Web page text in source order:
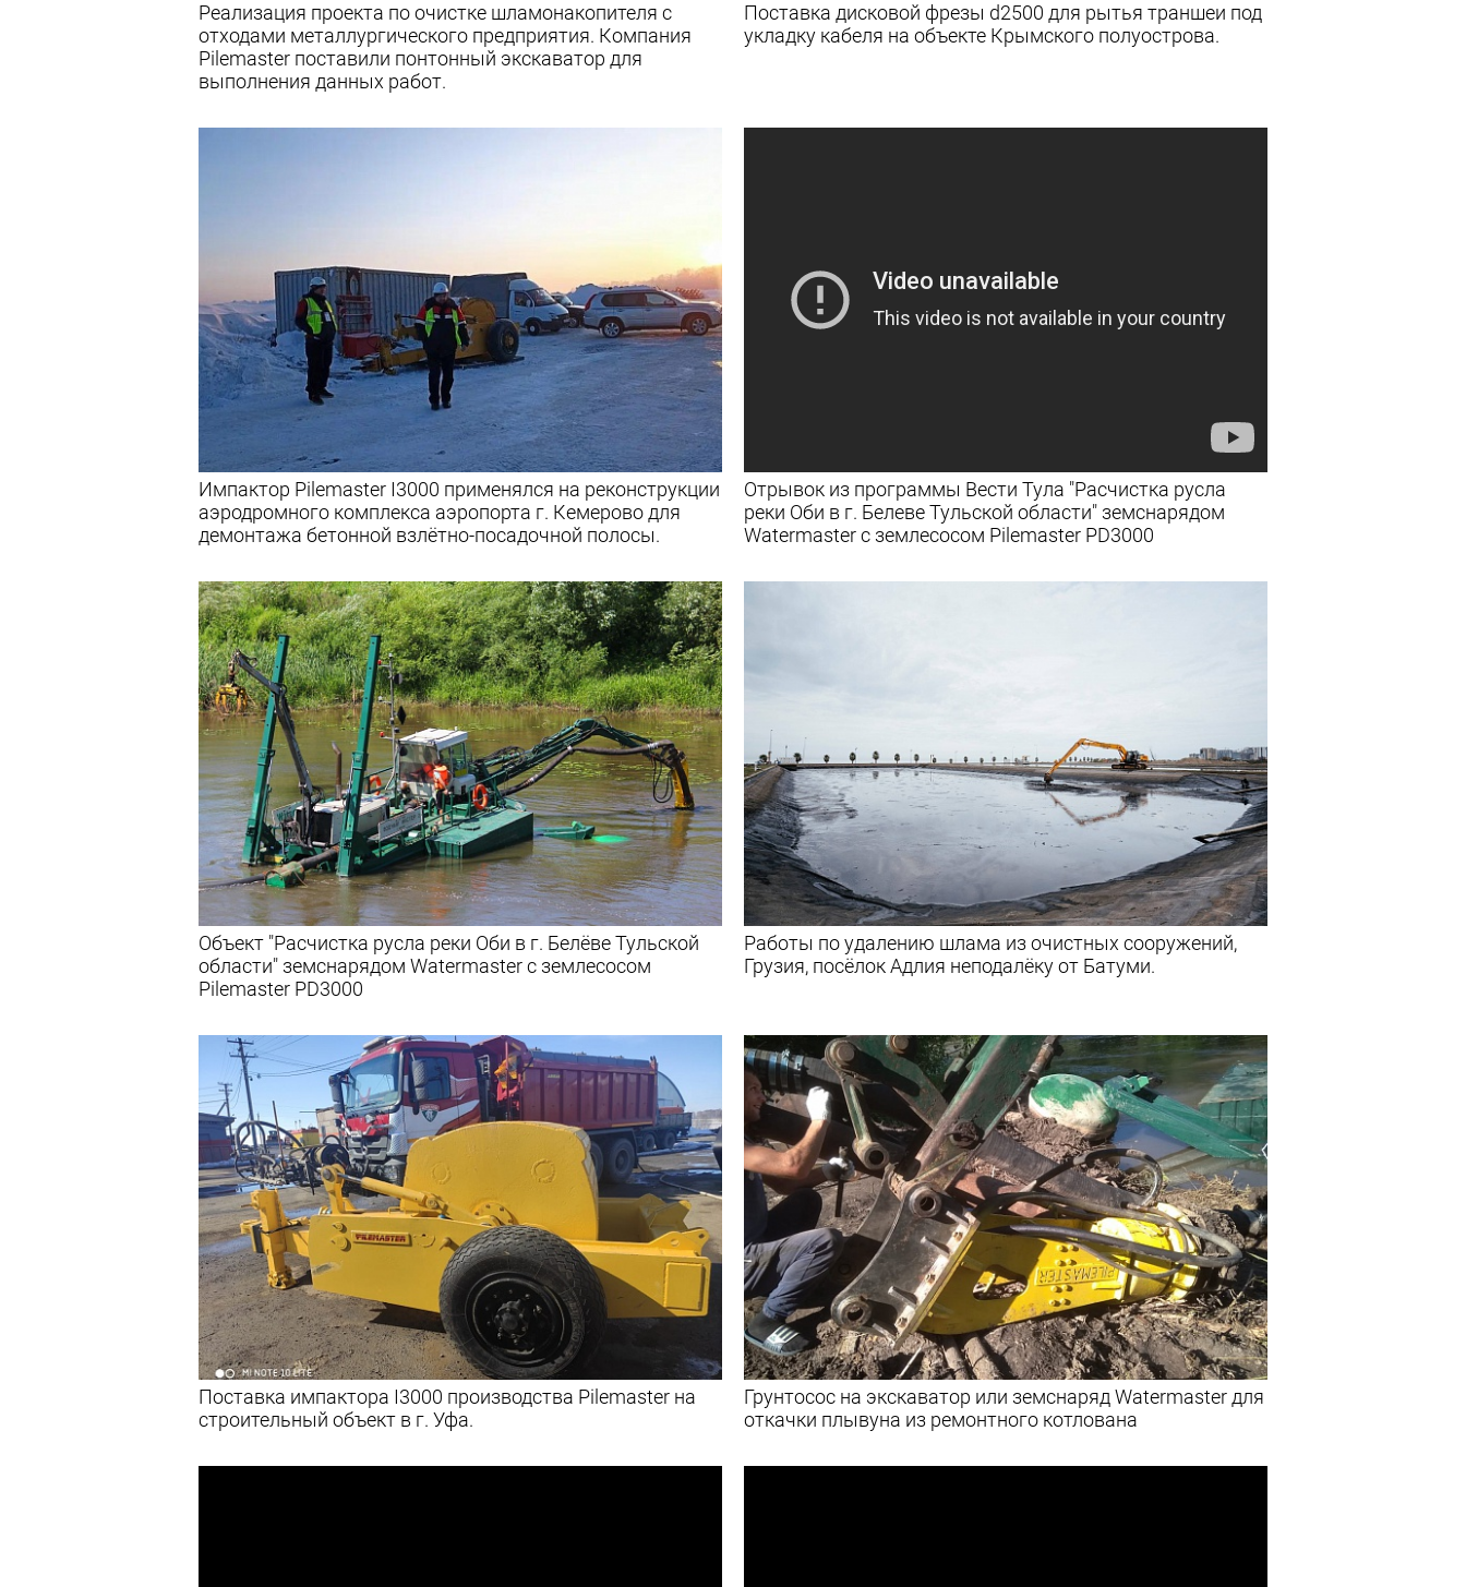
Реализация проекта по очистке шламонакопителя с
отходами металлургического предприятия. Компания
Pilemaster поставили понтонный экскаватор для
выполнения данных работ.
Поставка дисковой фрезы d2500 для рытья траншеи под
укладку кабеля на объекте Крымского полуострова.
Импактор Pilemaster I3000 применялся на реконструкции
аэродромного комплекса аэропорта г. Кемерово для
демонтажа бетонной взлётно-посадочной полосы.
Отрывок из программы Вести Тула "Расчистка русла
реки Оби в г. Белеве Тульской области" земснарядом
Watermaster с землесосом Pilemaster PD3000
Объект "Расчистка русла реки Оби в г. Белёве Тульской
области" земснарядом Watermaster с землесосом
Pilemaster PD3000
Работы по удалению шлама из очистных сооружений,
Грузия, посёлок Адлия неподалёку от Батуми.
Поставка импактора I3000 производства Pilemaster на
строительный объект в г. Уфа.
Грунтосос на экскаватор или земснаряд Watermaster для
откачки плывуна из ремонтного котлована